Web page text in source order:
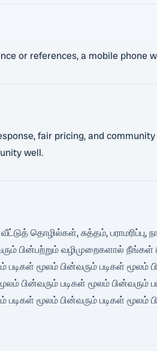
or references, a mobile
fair pricing, and
well.
தொழில்கள், சுத்தம், பராமரிப்பு,
பின்பற்றும் வழிமுறைகளால் நீங்கள்
படிகள் மூலம் பின்வரும் படிகள்
பின்வரும் படிகள் மூலம்
படிகள் மூலம் பின்வரும் படிகள்